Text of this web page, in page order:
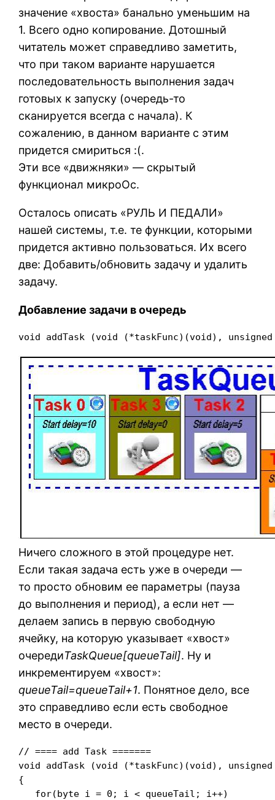
значение «хвоста» банально уменьшим на
1. Всего одно копирование. Дотошный
читатель может справедливо заметить,
что при таком варианте нарушается
последовательность выполнения задач
готовых к запуску (очередь-то
сканируется всегда с начала). К
сожалению, в данном варианте с этим
придется смириться :(.
Эти все «движняки» — скрытый
функционал микроОс.
Осталось описать «РУЛЬ И ПЕДАЛИ»
нашей системы, т.е. те функции, которыми
придется активно пользоваться. Их всего
две: Добавить/обновить задачу и удалить
задачу.
Добавление задачи в очередь
void addTask (void (*taskFunc)(void),
Ничего сложного в этой процедуре нет.
Если такая задача есть уже в очереди —
то просто обновим ее параметры (пауза
до выполнения и период), а если нет —
делаем запись в первую свободную
ячейку, на которую указывает «хвост»
очередиTaskQueue[queueTail]. Ну и
инкрементируем «хвост»:
queueTail=queueTail+1. Понятное дело, все
это справедливо если есть свободное
место в очереди.
// ==== add Task =======
void addTask (void (*taskFunc)(void),
{
for(byte i = 0; i < queueTail; i++)